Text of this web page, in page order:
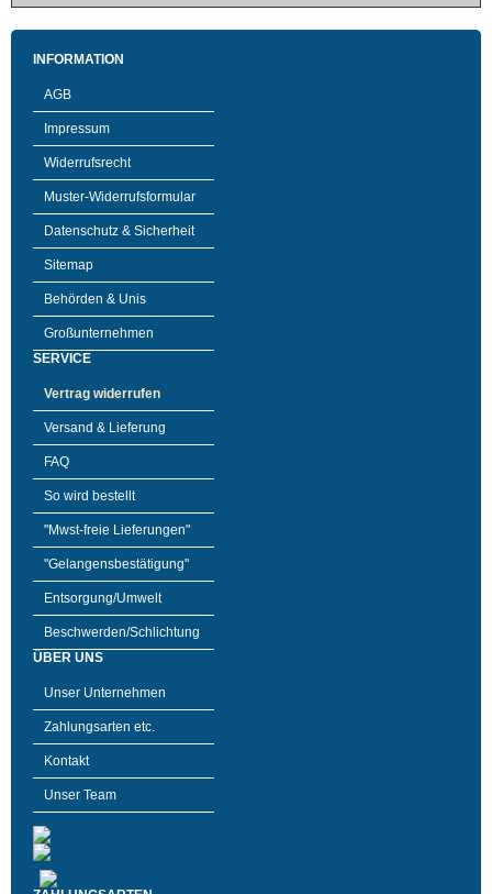
INFORMATION
AGB
Impressum
Widerrufsrecht
Muster-Widerrufsformular
Datenschutz & Sicherheit
Sitemap
Behörden & Unis
Großunternehmen
SERVICE
Vertrag widerrufen
Versand & Lieferung
FAQ
So wird bestellt
"Mwst-freie Lieferungen"
"Gelangensbestätigung"
Entsorgung/Umwelt
Beschwerden/Schlichtung
ÜBER UNS
Unser Unternehmen
Zahlungsarten etc.
Kontakt
Unser Team